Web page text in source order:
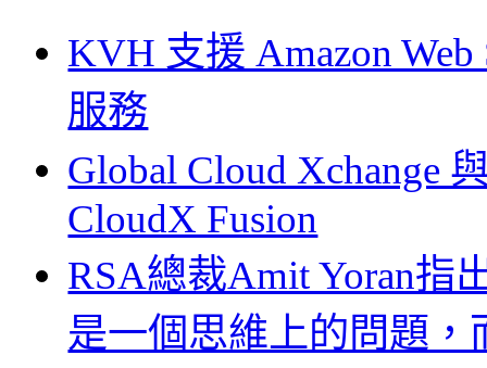
KVH 支援 Amazon Web
服務
Global Cloud Xchange
CloudX Fusion
RSA總裁Amit Yoran指
是一個思維上的問題